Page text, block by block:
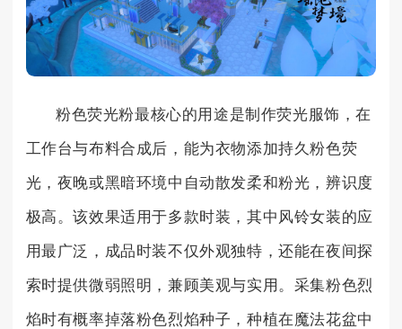
粉色荧光粉最核心的用途是制作荧光服饰，在
工作台与布料合成后，能为衣物添加持久粉色荧
光，夜晚或黑暗环境中自动散发柔和粉光，辨识度
极高。该效果适用于多款时装，其中风铃女装的应
用最广泛，成品时装不仅外观独特，还能在夜间探
索时提供微弱照明，兼顾美观与实用。采集粉色烈
焰时有概率掉落粉色烈焰种子，种植在魔法花盆中